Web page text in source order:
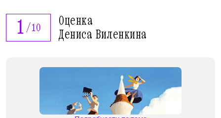
1/10 Оценка
Дениса Виленкина